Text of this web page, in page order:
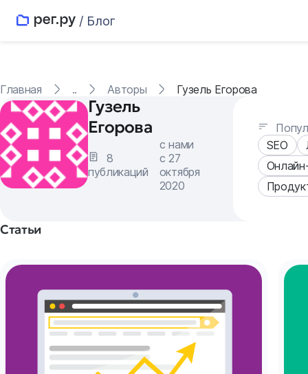
/ Блог
Главная .. Авторы Гузель Егорова
Гузель
Егорова
8
публикаций
с нами
с 27
октября
2020
SEO
Статьи